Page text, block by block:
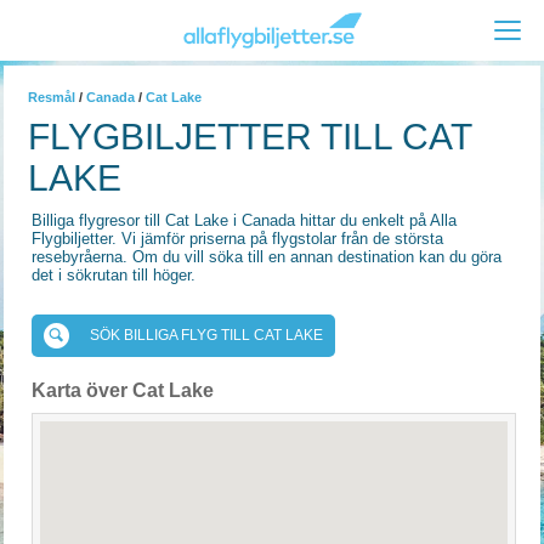
Resmål / Canada / Cat Lake
FLYGBILJETTER TILL CAT
LAKE
Billiga flygresor till Cat Lake i Canada hittar du enkelt på Alla
Flygbiljetter. Vi jämför priserna på flygstolar från de största
resebyråerna. Om du vill söka till en annan destination kan du göra
det i sökrutan till höger.
SÖK BILLIGA FLYG TILL CAT LAKE
Karta över Cat Lake